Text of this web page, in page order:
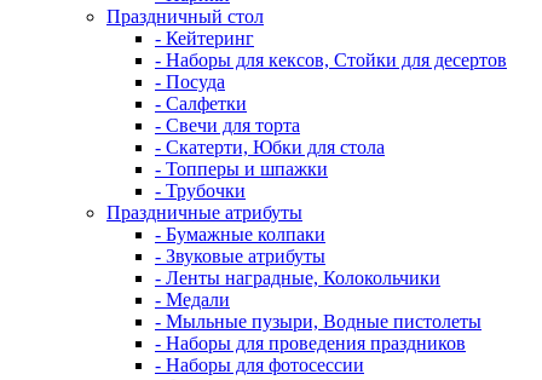
Праздничный стол
- Кейтеринг
- Наборы для кексов, Стойки для десертов
- Посуда
- Салфетки
- Свечи для торта
- Скатерти, Юбки для стола
- Топперы и шпажки
- Трубочки
Праздничные атрибуты
- Бумажные колпаки
- Звуковые атрибуты
- Ленты наградные, Колокольчики
- Медали
- Мыльные пузыри, Водные пистолеты
- Наборы для проведения праздников
- Наборы для фотосессии